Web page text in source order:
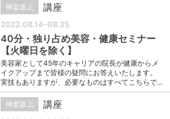
神楽坂上 講座
2022.08.14–08.25
40分・独り占め美容・健康セミナー
【火曜日を除く】
美容家として45年のキャリアの院長が健康からメ
イクアップまで皆様の疑問にお答えいたします。
実技もありますが、必要なものはすべてこちらで…
神楽坂上 講座